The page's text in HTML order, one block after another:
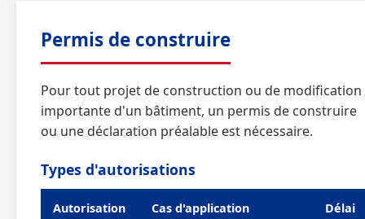
Permis de construire
Pour tout projet de construction ou de modification
importante d'un bâtiment, un permis de construire
ou une déclaration préalable est nécessaire.
Types d'autorisations
Autorisation Cas d'application Délai